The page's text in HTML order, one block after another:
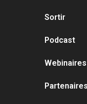
Sortir
Podcast
Webinaires
Partenaires